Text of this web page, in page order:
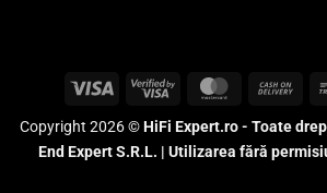
Visa
Visa
MasterCard
Copyright 2026 ©HiFi Expert.ro - Toate
End Expert S.R.L. | Utilizarea fără